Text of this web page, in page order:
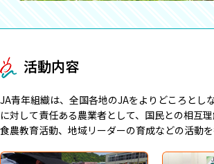
活動内容
JA青年組織は、全国各地のJAをよりどころとし
に対して責任ある農業者として、国民との相互
食農教育活動、地域リーダーの育成などの活動を